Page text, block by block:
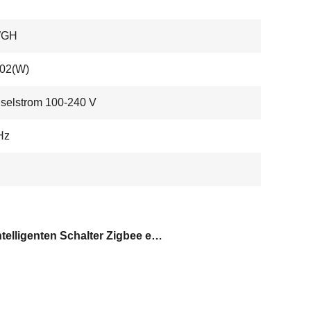
100-240 V
der intelligenten Schalter Zigbee erzeugt